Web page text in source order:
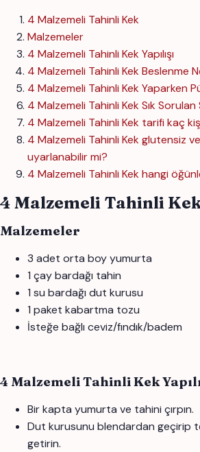
4 Malzemeli Tahinli Kek
Malzemeler
4 Malzemeli Tahinli Kek Yapılışı
4 Malzemeli Tahinli Kek Beslenme
4 Malzemeli Tahinli Kek Yaparken
4 Malzemeli Tahinli Kek Sık
4 Malzemeli Tahinli Kek tarifi kaç
4 Malzemeli Tahinli Kek glutensiz
uyarlanabilir mi?
4 Malzemeli Tahinli Kek hangi
4 Malzemeli Tahinli
Malzemeler
3 adet orta boy yumurta
1 çay bardağı tahin
1 su bardağı dut kurusu
1 paket kabartma tozu
İsteğe bağlı ceviz/fındık/badem
4 Malzemeli Tahinli Kek
Bir kapta yumurta ve tahini çırpın.
Dut kurusunu blendardan geçirip
getirin.